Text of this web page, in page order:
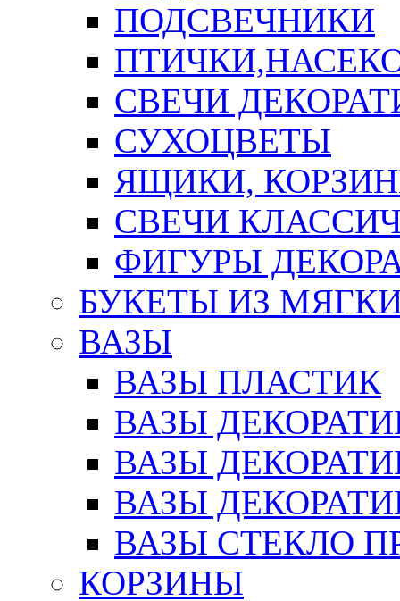
ПОДСВЕЧНИКИ
СВЕЧИ
СУХОЦВЕТЫ
ЯЩИКИ,
СВЕЧИ
ФИГУРЫ
БУКЕТЫ ИЗ
ВАЗЫ
ВАЗЫ ПЛАСТИК
ВАЗЫ
ВАЗЫ
ВАЗЫ
ВАЗЫ СТЕКЛО
КОРЗИНЫ